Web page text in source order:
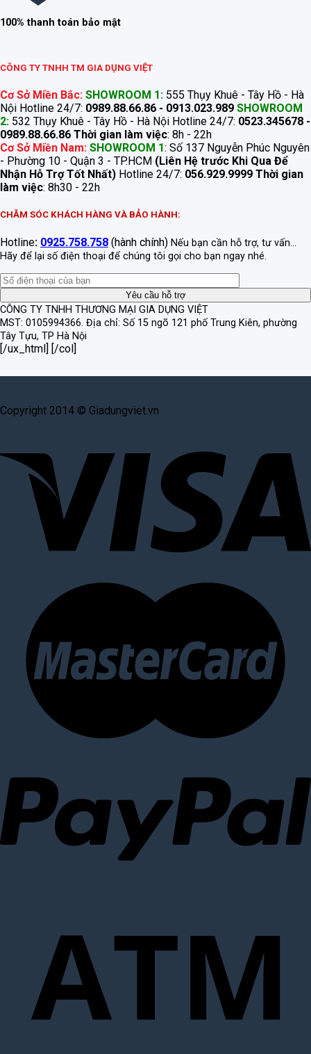
100% thanh toán bảo mật
CÔNG TY TNHH TM GIA DỤNG VIỆT
Cơ Sở Miền Bắc: SHOWROOM 1: 555 Thụy Khuê - Tây Hồ - Hà
Nội Hotline 24/7: 0989.88.66.86 - 0913.023.989 SHOWROOM
2: 532 Thụy Khuê - Tây Hồ - Hà Nội Hotline 24/7: 0523.345678 -
0989.88.66.86 Thời gian làm việc: 8h - 22h
Cơ Sở Miền Nam: SHOWROOM 1: Số 137 Nguyễn Phúc Nguyên
- Phường 10 - Quận 3 - TP.HCM (Liên Hệ trước Khi Qua Để
Nhận Hỗ Trợ Tốt Nhất) Hotline 24/7: 056.929.9999 Thời gian
làm việc: 8h30 - 22h
CHĂM SÓC KHÁCH HÀNG VÀ BẢO HÀNH:
Hotline: 0925.758.758 (hành chính) Nếu bạn cần hỗ trợ, tư vấn...
Hãy để lại số điện thoại để chúng tôi gọi cho bạn ngay nhé.
CÔNG TY TNHH THƯƠNG MẠI GIA DỤNG VIỆT
MST: 0105994366. Địa chỉ: Số 15 ngõ 121 phố Trung Kiên, phường
Tây Tựu, TP Hà Nội
[/ux_html] [/col]
Copyright 2014 © Giadungviet.vn